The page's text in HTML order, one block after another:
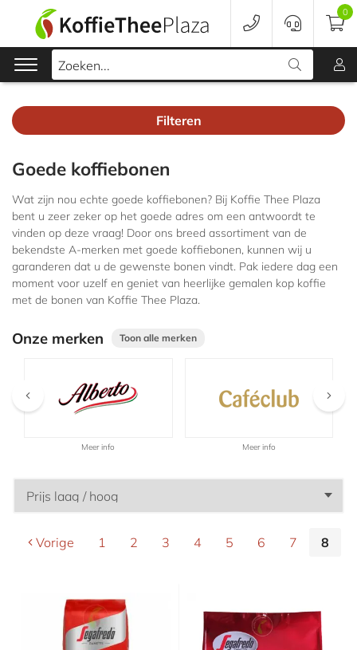
Zoeken...
0
Koffie
Koffieapparaten
Voordeelverpakking
Onderhoud
Accessoires
Filteren
Goede koffiebonen
Wat zijn nou echte goede koffiebonen? Bij Koffie Thee Plaza
bent u zeer zeker op het goede adres om een antwoordt te
vinden op deze vraag! Door ons breed assortiment van de
bekendste A-merken met goede koffiebonen, kunnen wij u
garanderen dat u de gewenste bonen vindt. Pak iedere dag een
moment voor uzelf en geniet van heerlijke gemalen kop koffie
met de bonen van Koffie Thee Plaza.
Onze merken Toon alle merken
Meer info Meer info
Vorige 1 2 3 4 5 6 7 8